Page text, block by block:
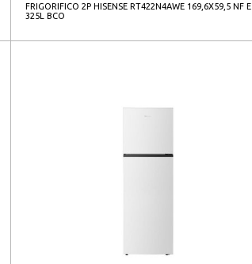
FRIGORIFICO 2P HISENSE RT422N4AWE 169,6X59,5 NF E
325L BCO